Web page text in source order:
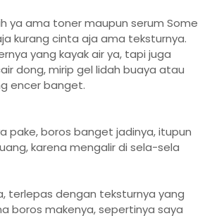
ya ama toner maupun serum Some
kurang cinta aja ama teksturnya.
yang kayak air ya, tapi juga
dong, mirip gel lidah buaya atau
encer banget.
pake, boros banget jadinya, itupun
karena mengalir di sela-sela
terlepas dengan teksturnya yang
boros makenya, sepertinya saya